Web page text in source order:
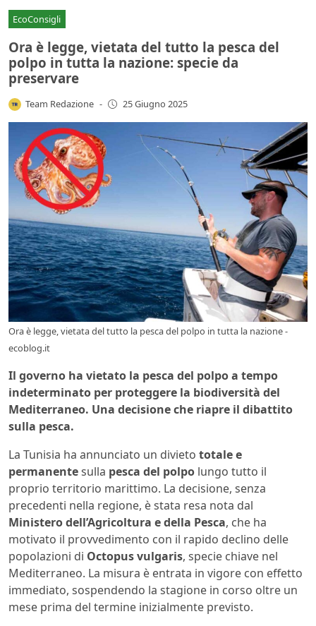
EcoConsigli
Ora è legge, vietata del tutto la pesca del
polpo in tutta la nazione: specie da
preservare
Team Redazione - 25 Giugno 2025
Ora è legge, vietata del tutto la pesca del polpo in tutta la nazione -
ecoblog.it
Il governo ha vietato la pesca del polpo a tempo
indeterminato per proteggere la biodiversità del
Mediterraneo. Una decisione che riapre il dibattito
sulla pesca.
La Tunisia ha annunciato un divieto totale e
permanentesulla pesca del polpo lungo tutto il
proprio territorio marittimo. La decisione, senza
precedenti nella regione, è stata resa nota dal
Ministero dell’Agricoltura e della Pesca, che ha
motivato il provvedimento con il rapido declino delle
popolazioni di Octopus vulgaris, specie chiave nel
Mediterraneo. La misura è entrata in vigore con effetto
immediato, sospendendo la stagione in corso oltre un
mese prima del termine inizialmente previsto.